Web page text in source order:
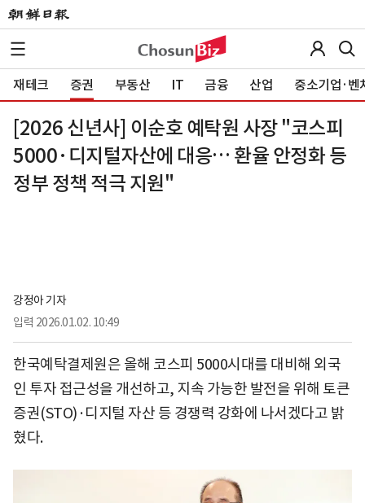
재테크 증권 부동산 IT 금융 산업 중소기업·벤
[2026 신년사] 이순호 예탁원 사장 "코스피
5000·디지털자산에 대응… 환율 안정화 등
정부 정책 적극 지원"
강정아 기자
입력 2026.01.02. 10:49
한국예탁결제원은 올해 코스피 5000시대를 대비해 외국
인 투자 접근성을 개선하고, 지속 가능한 발전을 위해 토큰
증권(STO)·디지털 자산 등 경쟁력 강화에 나서겠다고 밝
혔다.